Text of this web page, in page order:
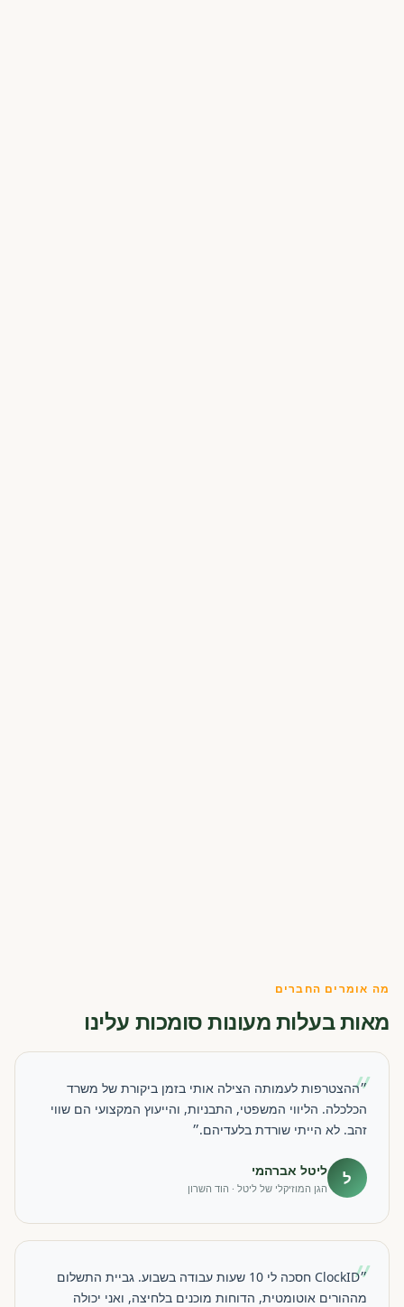
מה אומרים החברים
מאות בעלות מעונות סומכות עלינו
״
״ההצטרפות לעמותה הצילה אותי בזמן ביקורת של משרד
הכלכלה. הליווי המשפטי, התבניות, והייעוץ המקצועי הם שווי
זהב. לא הייתי שורדת בלעדיהם.״
ל ליטל אברהמי
הגן המוזיקלי של ליטל · הוד השרון
״
״ClockID חסכה לי 10 שעות עבודה בשבוע. גביית התשלום
מההורים אוטומטית, הדוחות מוכנים בלחיצה, ואני יכולה